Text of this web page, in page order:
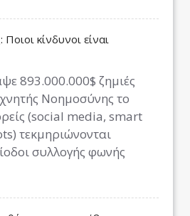
κίνδυνοι είναι
893.000.000$ ζημιές
Νοημοσύνης το
(social media, smart
τεκμηριώνονται
συλλογής φωνής